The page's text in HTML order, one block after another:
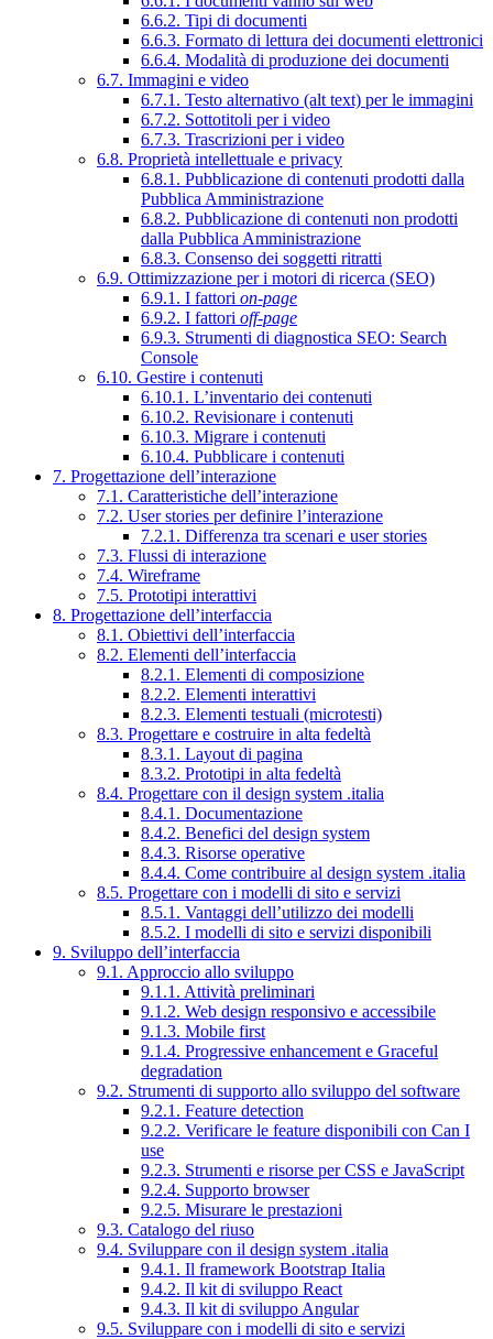
6.6.2. Tipi di documenti
6.6.3. Formato di lettura dei documenti elettronici
6.6.4. Modalità di produzione dei documenti
6.7. Immagini e video
6.7.1. Testo alternativo (alt text) per le immagini
6.7.2. Sottotitoli per i video
6.7.3. Trascrizioni per i video
6.8. Proprietà intellettuale e privacy
6.8.1. Pubblicazione di contenuti prodotti dalla
Pubblica Amministrazione
6.8.2. Pubblicazione di contenuti non prodotti
dalla Pubblica Amministrazione
6.8.3. Consenso dei soggetti ritratti
6.9. Ottimizzazione per i motori di ricerca (SEO)
6.9.1. I fattori on-page
6.9.2. I fattori off-page
6.9.3. Strumenti di diagnostica SEO: Search
Console
6.10. Gestire i contenuti
6.10.1. L’inventario dei contenuti
6.10.2. Revisionare i contenuti
6.10.3. Migrare i contenuti
6.10.4. Pubblicare i contenuti
7. Progettazione dell’interazione
7.1. Caratteristiche dell’interazione
7.2. User stories per definire l’interazione
7.2.1. Differenza tra scenari e user stories
7.3. Flussi di interazione
7.4. Wireframe
7.5. Prototipi interattivi
8. Progettazione dell’interfaccia
8.1. Obiettivi dell’interfaccia
8.2. Elementi dell’interfaccia
8.2.1. Elementi di composizione
8.2.2. Elementi interattivi
8.2.3. Elementi testuali (microtesti)
8.3. Progettare e costruire in alta fedeltà
8.3.1. Layout di pagina
8.3.2. Prototipi in alta fedeltà
8.4. Progettare con il design system .italia
8.4.1. Documentazione
8.4.2. Benefici del design system
8.4.3. Risorse operative
8.4.4. Come contribuire al design system .italia
8.5. Progettare con i modelli di sito e servizi
8.5.1. Vantaggi dell’utilizzo dei modelli
8.5.2. I modelli di sito e servizi disponibili
9. Sviluppo dell’interfaccia
9.1. Approccio allo sviluppo
9.1.1. Attività preliminari
9.1.2. Web design responsivo e accessibile
9.1.3. Mobile first
9.1.4. Progressive enhancement e Graceful
degradation
9.2. Strumenti di supporto allo sviluppo del software
9.2.1. Feature detection
9.2.2. Verificare le feature disponibili con Can I
use
9.2.3. Strumenti e risorse per CSS e JavaScript
9.2.4. Supporto browser
9.2.5. Misurare le prestazioni
9.3. Catalogo del riuso
9.4. Sviluppare con il design system .italia
9.4.1. Il framework Bootstrap Italia
9.4.2. Il kit di sviluppo React
9.4.3. Il kit di sviluppo Angular
9.5. Sviluppare con i modelli di sito e servizi